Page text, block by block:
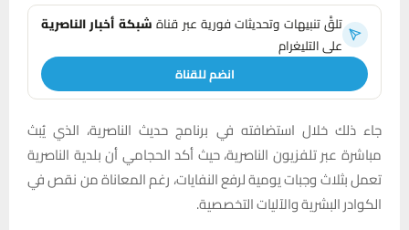
تلقَّ تنبيهات وتحديثات فورية عبر قناةشبكة أخبار الناصرية
على التليغرام
انضم للقناة
جاء ذلك خلال استضافته في برنامج حديث الناصرية، الذي يُبث
مباشرة عبر تلفزيون الناصرية، حيث أكد الحجامي أن بلدية الناصرية
تعمل بثلاث وجبات يومية لرفع النفايات، رغم المعاناة من نقص في
الكوادر البشرية والآليات التخصصية.